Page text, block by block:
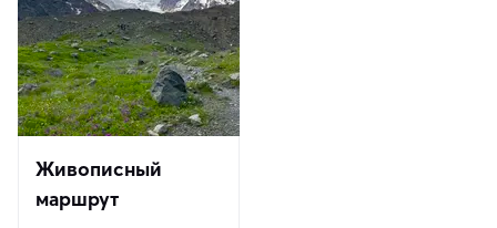
Живописный
маршрут